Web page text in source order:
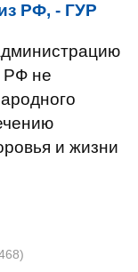
РФ, - ГУР
РФ не
и жизни